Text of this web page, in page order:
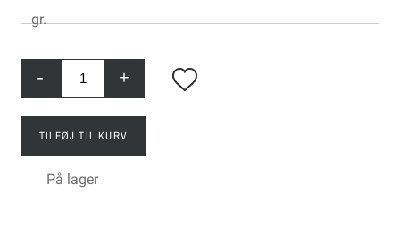
gr.
- +
TILFØJ TIL KURV
På lager